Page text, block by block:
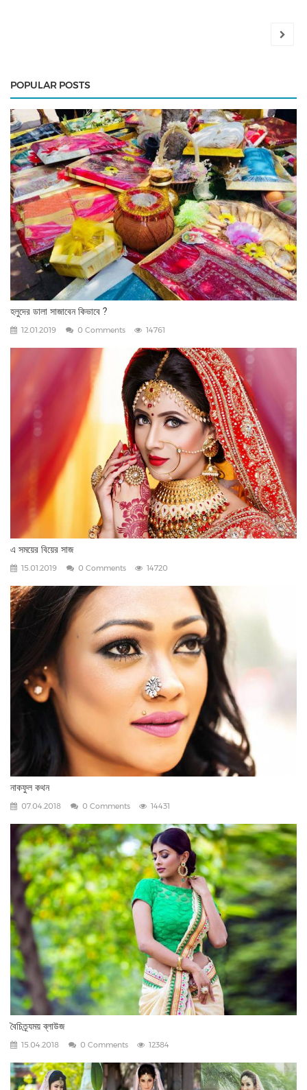
POPULAR POSTS
হলুদের ডালা সাজাবেন কিভাবে ?
12.01.2019 0 Comments 14761
এ সময়ের বিয়ের সাজ
15.01.2019 0 Comments 14720
নাকফুল কথন
07.04.2018 0 Comments 14431
বৈচিত্র্যময় ব্লাউজ
15.04.2018 0 Comments 12384